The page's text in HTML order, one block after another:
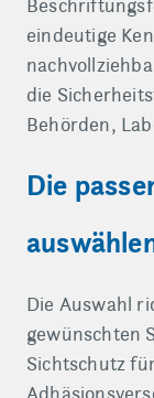
eindeutige
die
Behörden,
Die
Die Auswahl
gewünschten
Sichtschutz